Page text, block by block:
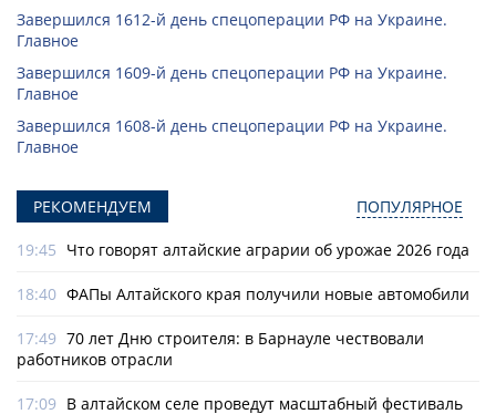
Завершился 1612-й день спецоперации РФ на Украине.
Главное
Завершился 1609-й день спецоперации РФ на Украине.
Главное
Завершился 1608-й день спецоперации РФ на Украине.
Главное
РЕКОМЕНДУЕМ ПОПУЛЯРНОЕ
19:45 Что говорят алтайские аграрии об урожае 2026 года
18:40 ФАПы Алтайского края получили новые автомобили
17:49 70 лет Дню строителя: в Барнауле чествовали
работников отрасли
17:09 В алтайском селе проведут масштабный фестиваль